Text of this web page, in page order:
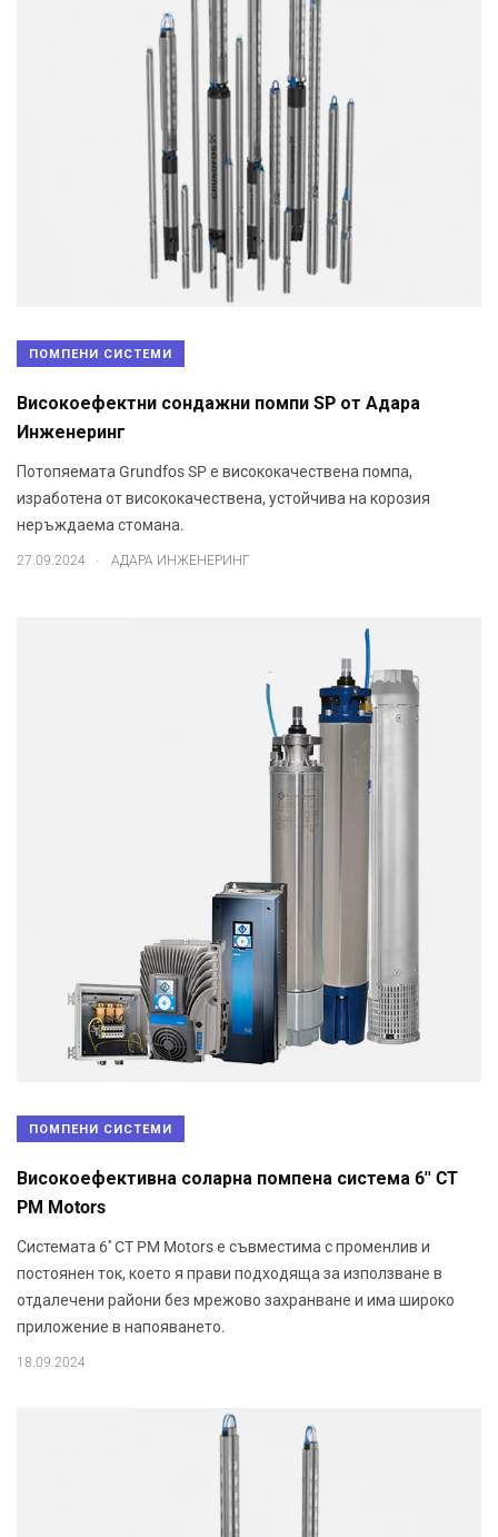
ПОМПЕНИ СИСТЕМИ
Високоефектни сондажни помпи SP от Адара
Инженеринг
Потопяемата Grundfos SP е висококачествена помпа,
изработена от висококачествена, устойчива на корозия
неръждаема стомана.
27.09.2024 . АДАРА ИНЖЕНЕРИНГ
ПОМПЕНИ СИСТЕМИ
Високоефективна соларна помпена система 6'' CT
PM Mоtors
Системата 6'' CT PM Motors е съвместима с променлив и
постоянен ток, което я прави подходяща за използване в
отдалечени райони без мрежово захранване и има широко
приложение в напояването.
18.09.2024